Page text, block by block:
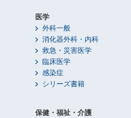
医学
外科一般
消化器外科・内科
救急・災害医学
臨床医学
感染症
シリーズ書籍
保健・福祉・介護